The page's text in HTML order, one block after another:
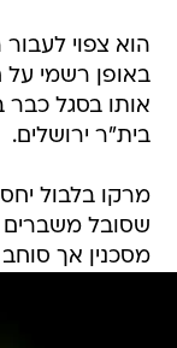
הוא צפוי
באופן רשמי על
אותו בסגל
בית"ר ירושלים.
מרקו בלבול
שסובל משברים
מסכנין אך